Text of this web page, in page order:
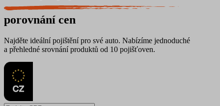
porovnání cen
Najděte ideální pojištění pro své auto. Nabízíme jednoduché
a přehledné srovnání produktů od 10 pojišťoven.